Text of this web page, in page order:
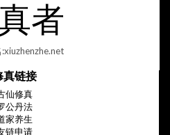
者
真链接
仙修真
公丹法
家养生
链申请